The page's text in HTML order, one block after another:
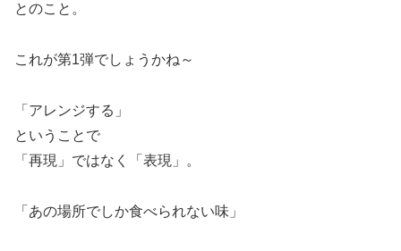
とのこと。
これが第1弾でしょうかね～
「アレンジする」
ということで
「再現」ではなく「表現」。
「あの場所でしか食べられない味」